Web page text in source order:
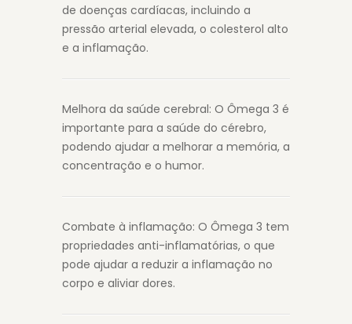
de doenças cardíacas, incluindo a
pressão arterial elevada, o colesterol alto
e a inflamação.
Melhora da saúde cerebral: O Ômega 3 é
importante para a saúde do cérebro,
podendo ajudar a melhorar a memória, a
concentração e o humor.
Combate à inflamação: O Ômega 3 tem
propriedades anti-inflamatórias, o que
pode ajudar a reduzir a inflamação no
corpo e aliviar dores.